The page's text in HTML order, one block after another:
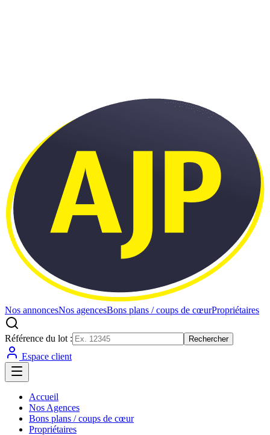
Nos annoncesNos agencesBons plans / coups de cœurPropriétaires
Référence du lot : Rechercher
Espace client
Accueil
Nos Agences
Bons plans / coups de cœur
Propriétaires